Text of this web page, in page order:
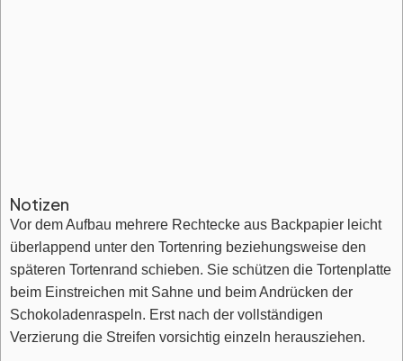
Notizen
Vor dem Aufbau mehrere Rechtecke aus Backpapier leicht
überlappend unter den Tortenring beziehungsweise den
späteren Tortenrand schieben. Sie schützen die Tortenplatte
beim Einstreichen mit Sahne und beim Andrücken der
Schokoladenraspeln. Erst nach der vollständigen
Verzierung die Streifen vorsichtig einzeln herausziehen.